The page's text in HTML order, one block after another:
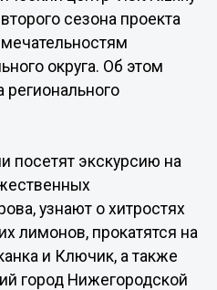
сезона проекта
округа. Об этом
посетят экскурсию на
узнают о хитростях
лимонов, прокатятся на
и Ключик, а также
город Нижегородской